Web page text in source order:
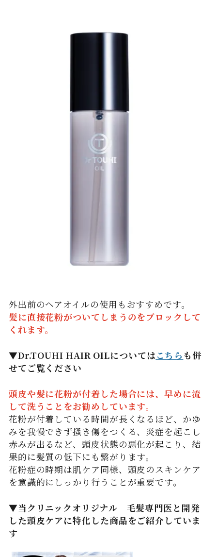
外出前のヘアオイルの使用もおすすめです。
髪に直接花粉がついてしまうのをブロックして
くれます。
▼Dr.TOUHI HAIR OILについてはこちら も併
せてご覧ください
頭皮や髪に花粉が付着した場合には、早めに流
して洗うことをお勧めしています。
花粉が付着している時間が長くなるほど、かゆ
みを我慢できず掻き傷をつくる、炎症を起こし
赤みが出るなど、頭皮状態の悪化が起こり、結
果的に髪質の低下にも繋がります。
花粉症の時期は肌ケア同様、頭皮のスキンケア
を意識的にしっかり行うことが重要です。
▼当クリニックオリジナル 毛髪専門医と開発
した頭皮ケアに特化した商品をご紹介していま
す